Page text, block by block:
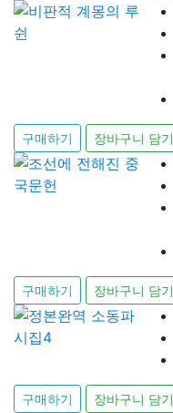
구매하기 장바구니 담기
구매하기 장바구니 담기
구매하기 장바구니 담기